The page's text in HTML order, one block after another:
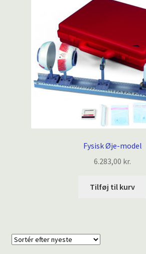
Fysisk Øje-model
6.283,00 kr.
Tilføj til kurv